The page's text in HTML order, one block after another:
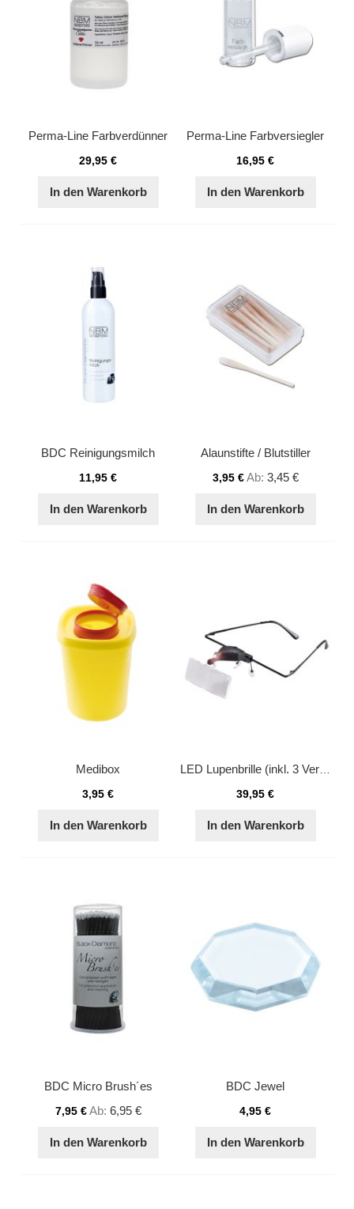
Perma-Line Farbverdünner
29,95 €
In den Warenkorb
Perma-Line Farbversiegler
16,95 €
In den Warenkorb
BDC Reinigungsmilch
11,95 €
In den Warenkorb
Alaunstifte / Blutstiller
3,95 €Ab 3,45 €
In den Warenkorb
Medibox
3,95 €
In den Warenkorb
LED Lupenbrille (inkl. 3 Vergrößerungen (1,5x / 2,5x / 3,5x)
39,95 €
In den Warenkorb
BDC Micro Brush´es
7,95 €Ab 6,95 €
In den Warenkorb
BDC Jewel
4,95 €
In den Warenkorb